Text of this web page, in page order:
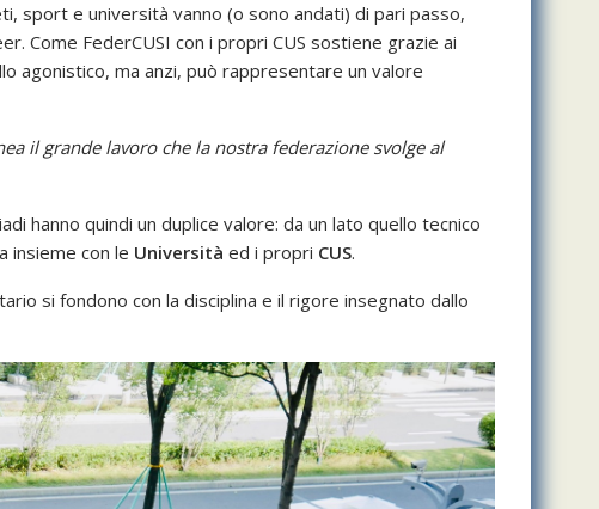
sport e università vanno (o sono andati) di pari passo,
Come FederCUSI con i propri CUS sostiene grazie ai
agonistico, ma anzi, può rappresentare un valore
il grande lavoro che la nostra federazione svolge al
hanno quindi un duplice valore: da un lato quello tecnico
insieme con le Università ed i propri CUS.
si fondono con la disciplina e il rigore insegnato dallo